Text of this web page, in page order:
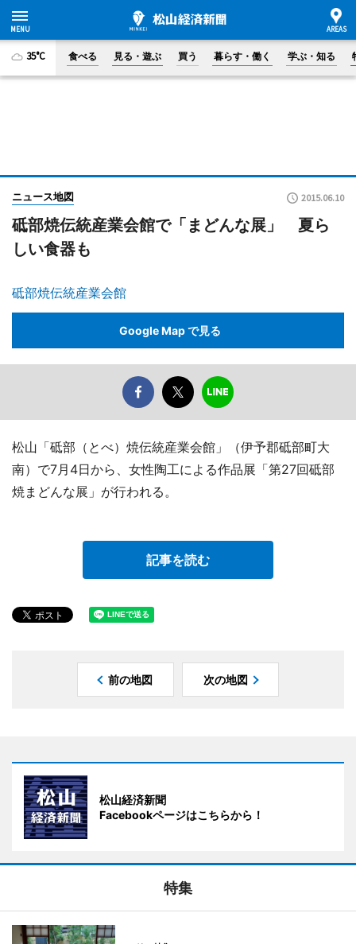
35°C 食べる 見る・遊ぶ 買う 暮らす・働く 学ぶ・知る
ニュース地図 2015.06.10
砥部焼伝統産業会館で「まどんな展」 夏ら
しい食器も
砥部焼伝統産業会館
Google Map で見る
松山「砥部（とべ）焼伝統産業会館」（伊予郡砥部町大
南）で7月4日から、女性陶工による作品展「第27回砥部
焼まどんな展」が行われる。
記事を読む
前の地図 次の地図
松山経済新聞
Facebookページはこちらから！
特集